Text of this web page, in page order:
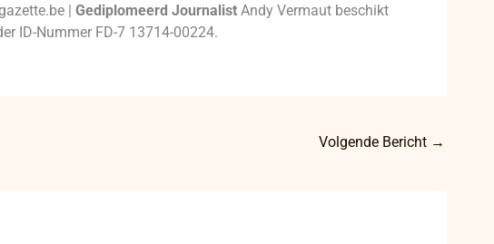
|Gediplomeerd Journalist Andy Vermaut beschikt
ID-Nummer FD-7 13714-00224.
Volgende Bericht →